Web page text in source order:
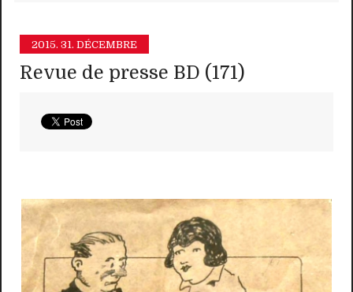
2015. 31. DÉCEMBRE
Revue de presse BD (171)